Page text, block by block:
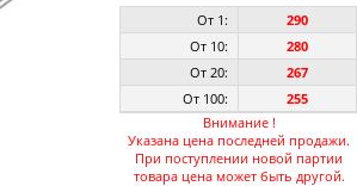
От 1:
290
От 10:
280
От 20:
267
От 100:
255
Внимание !
Указана цена последней продажи.
При поступлении новой партии
товара цена может быть другой.